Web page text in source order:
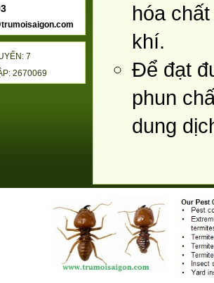
7
2670069
hóa
khí.
Để đạt
phun
dung